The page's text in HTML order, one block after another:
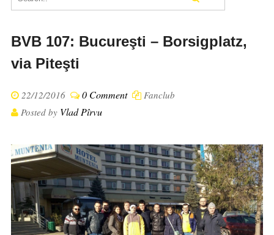
BVB 107: Bucureşti – Borsigplatz,
via Piteşti
22/12/2016 0 Comment
Fanclub
Posted by Vlad Pîrvu